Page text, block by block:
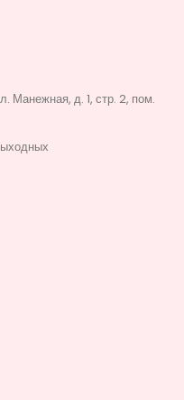
Манежная, д. 1, стр. 2, пом.